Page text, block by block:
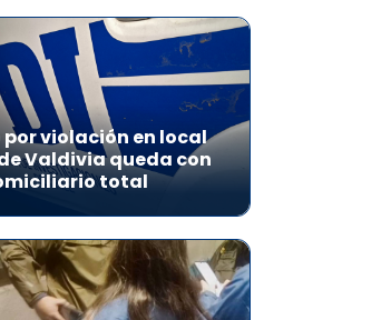
violación en local
Valdivia queda con
total